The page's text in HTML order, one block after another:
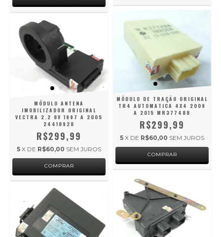
MÓDULO ANTENA
IMOBILIZADOR ORIGINAL
VECTRA 2.2 8V 1997 A 2005
24418928
R$299,99
5 X DE R$60,00 SEM JUROS
MÓDULO DE TRAÇÃO ORIGINAL
TR4 AUTOMATICA 4X4 2009
A 2015 MR377488
R$299,99
5 X DE R$60,00 SEM JUROS